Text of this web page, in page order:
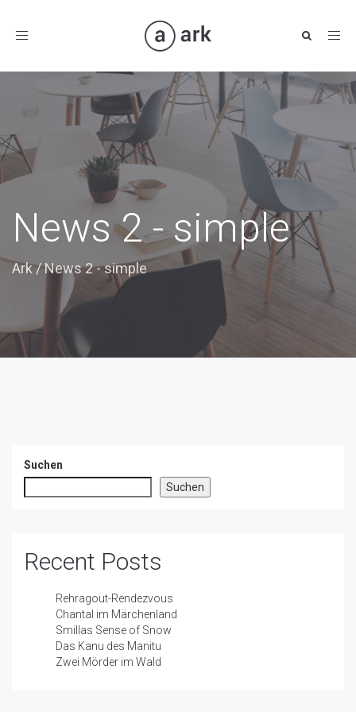
Toggle
News 2 - simple
Ark/News 2 - simple
Suchen
Suchen
Recent Posts
Rehragout-Rendezvous
Chantal im Märchenland
Smillas Sense of Snow
Das Kanu des Manitu
Zwei Mörder im Wald